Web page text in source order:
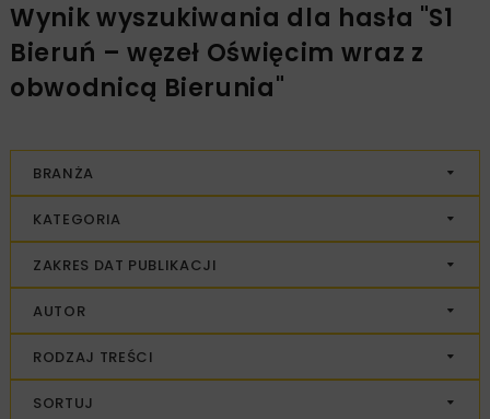
Wynik wyszukiwania dla hasła "S1
Bieruń – węzeł Oświęcim wraz z
obwodnicą Bierunia"
BRANŻA
KATEGORIA
ZAKRES DAT PUBLIKACJI
AUTOR
RODZAJ TREŚCI
SORTUJ